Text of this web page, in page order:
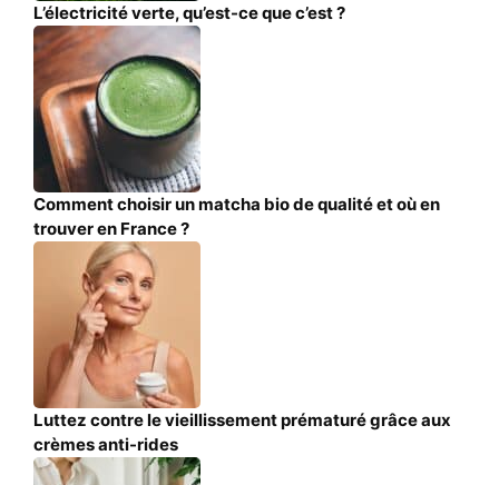
L’électricité verte, qu’est-ce que c’est ?
Comment choisir un matcha bio de qualité et où en
trouver en France ?
Luttez contre le vieillissement prématuré grâce aux
crèmes anti-rides